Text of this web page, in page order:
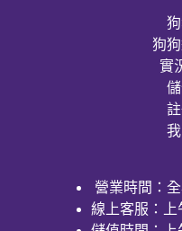
狗
實
營業時間：
線上客服：上